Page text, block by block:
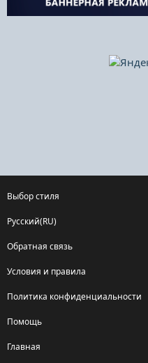
Выбор стиля
Русский(RU)
Обратная связь
Условия и правила
Политика конфиденциальности
Помощь
Главная